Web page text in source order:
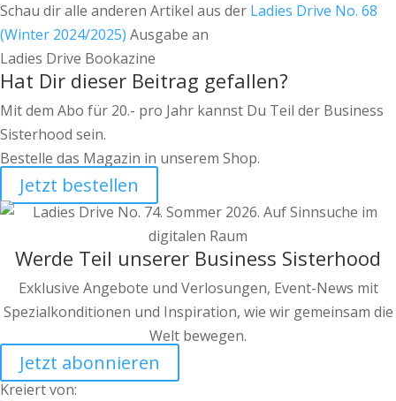
Schau dir alle anderen Artikel aus der Ladies Drive No. 68
(Winter 2024/2025) Ausgabe an
Ladies Drive Bookazine
Hat Dir dieser Beitrag gefallen?
Mit dem Abo für 20.- pro Jahr kannst Du Teil der Business
Sisterhood sein.
Bestelle das Magazin in unserem Shop.
Jetzt bestellen
Werde Teil unserer Business Sisterhood
Exklusive Angebote und Verlosungen, Event-News mit
Spezialkonditionen und Inspiration, wie wir gemeinsam die
Welt bewegen.
Jetzt abonnieren
Kreiert von: